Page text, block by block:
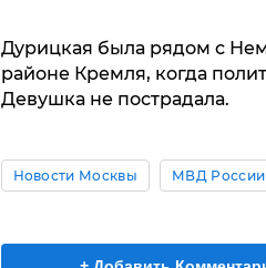
Дурицкая была рядом с
районе Кремля, когда
Девушка не пострадала.
Новости Москвы МВД России